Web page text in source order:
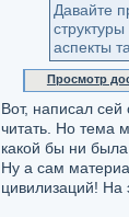
Давайте
аспекты
Просмотр
Вот, написал сей
читать. Но тема
какой бы ни была
Ну а сам
цивилизаций! На